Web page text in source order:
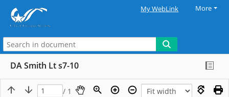
My WebLink More
DA Smith Lt s7-10
/ 1